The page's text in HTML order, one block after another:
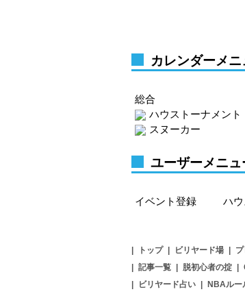
カレンダーメニ
総合
ハウストーナメント
スヌーカー
ユーザーメニュ
イベント登録 ハ
トップ ビリヤード場
記事一覧 脱初心者の掟
ビリヤード占い NBAルー